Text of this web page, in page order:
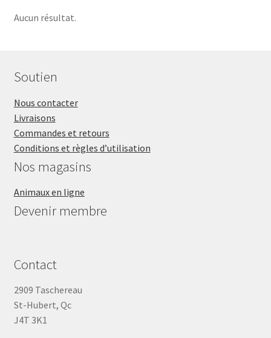
BOTTES
VENTES
Aucun résultat.
Soutien
Nous contacter
Livraisons
Commandes et retours
Conditions et règles d’utilisation
Nos magasins
Animaux en ligne
Devenir membre
Contact
2909 Taschereau
St-Hubert, Qc
J4T 3K1